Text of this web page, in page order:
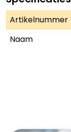
Artikelnummer
Naam